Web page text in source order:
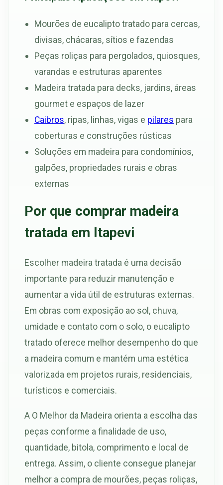
Mourões de eucalipto tratado para cercas,
divisas, chácaras, sítios e fazendas
Peças roliças para pergolados, quiosques,
varandas e estruturas aparentes
Madeira tratada para decks, jardins, áreas
gourmet e espaços de lazer
Caibros, ripas, linhas, vigas e pilares para
coberturas e construções rústicas
Soluções em madeira para condomínios,
galpões, propriedades rurais e obras
externas
Por que comprar madeira
tratada em Itapevi
Escolher madeira tratada é uma decisão
importante para reduzir manutenção e
aumentar a vida útil de estruturas externas.
Em obras com exposição ao sol, chuva,
umidade e contato com o solo, o eucalipto
tratado oferece melhor desempenho do que
a madeira comum e mantém uma estética
valorizada em projetos rurais, residenciais,
turísticos e comerciais.
A O Melhor da Madeira orienta a escolha das
peças conforme a finalidade de uso,
quantidade, bitola, comprimento e local de
entrega. Assim, o cliente consegue planejar
melhor a compra de mourões, peças roliças,